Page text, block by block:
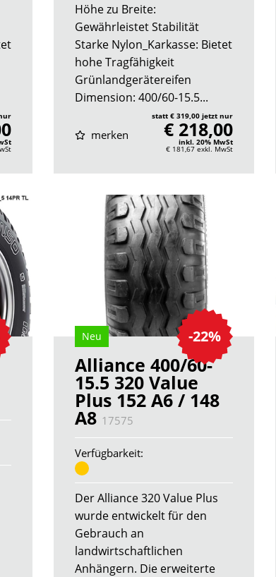
Höhe zu Breite:
Gewährleistet Stabilität
Starke Nylon_Karkasse: Bietet
hohe Tragfähigkeit
Grünlandgerätereifen
Dimension: 400/60-15.5...
merken
statt € 319,00 jetzt nur
€ 218,00
inkl. 20% MwSt
€ 181,67 exkl. MwSt
-22%
Neu
Alliance 400/60-
15.5 320 Value
Plus 152 A6 / 148
A8 17575
Verfügbarkeit:
Der Alliance 320 Value Plus
wurde entwickelt für den
Gebrauch an
landwirtschaftlichen
Anhängern. Die erweiterte